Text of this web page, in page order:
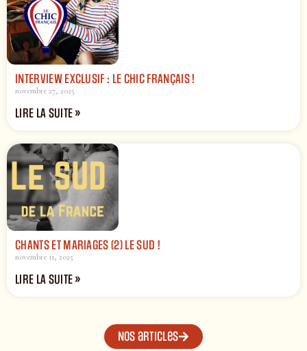
INTERVIEW EXCLUSIF : LE CHIC FRANÇAIS !
novembre 27, 2025
LIRE LA SUITE »
CHANTS ET MARIAGES (2) LE SUD !
novembre 11, 2025
LIRE LA SUITE »
Nos articles